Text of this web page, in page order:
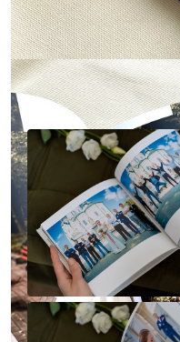
Наше